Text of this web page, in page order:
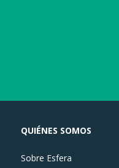
QUIÉNES SOMOS
Sobre Esfera